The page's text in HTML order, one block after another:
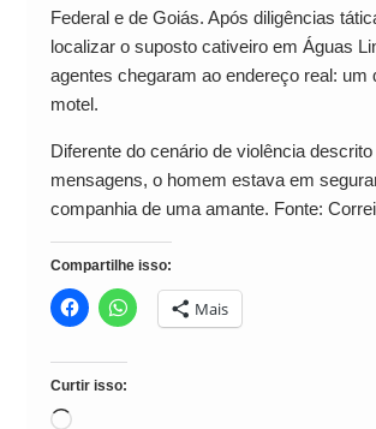
Federal e de Goiás. Após diligências
localizar o suposto cativeiro em Águas
agentes chegaram ao endereço real: um
motel.
Diferente do cenário de violência descrito
mensagens, o homem estava em
companhia de uma amante. Fonte:
Compartilhe isso:
Mais
Curtir isso:
Carregando...